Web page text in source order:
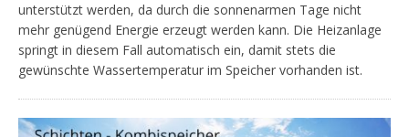
unterstützt werden, da durch die sonnenarmen Tage nicht
mehr genügend Energie erzeugt werden kann. Die Heizanlage
springt in diesem Fall automatisch ein, damit stets die
gewünschte Wassertemperatur im Speicher vorhanden ist.